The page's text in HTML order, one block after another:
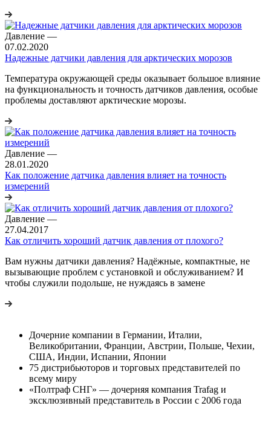
Давление —
07.02.2020
Надежные датчики давления для арктических морозов
Температура окружающей среды оказывает большое влияние
на функциональность и точность датчиков давления, особые
проблемы доставляют арктические морозы.
Давление —
28.01.2020
Как положение датчика давления влияет на точность
измерений
Давление —
27.04.2017
Как отличить хороший датчик давления от плохого?
Вам нужны датчики давления? Надёжные, компактные, не
вызывающие проблем с установкой и обслуживанием? И
чтобы служили подольше, не нуждаясь в замене
Дочерние компании в Германии, Италии,
Великобритании, Франции, Австрии, Польше, Чехии,
США, Индии, Испании, Японии
75 дистрибьюторов и торговых представителей по
всему миру
«Полтраф СНГ» — дочерняя компания Trafag и
эксклюзивный представитель в России с 2006 года